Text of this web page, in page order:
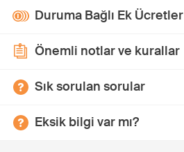
Duruma Bağlı Ek Ücretler
Önemli notlar ve kurallar
Sık sorulan sorular
Eksik bilgi var mı?